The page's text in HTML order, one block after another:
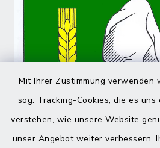
Mit Ihrer Zustimmung verwenden
sog. Tracking-Cookies, die es
verstehen, wie unsere Website
unser Angebot weiter verbessern.